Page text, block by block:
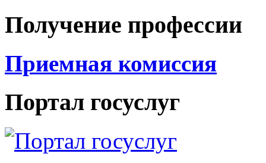
Получение профессии
Приемная комиссия
Портал госуслуг